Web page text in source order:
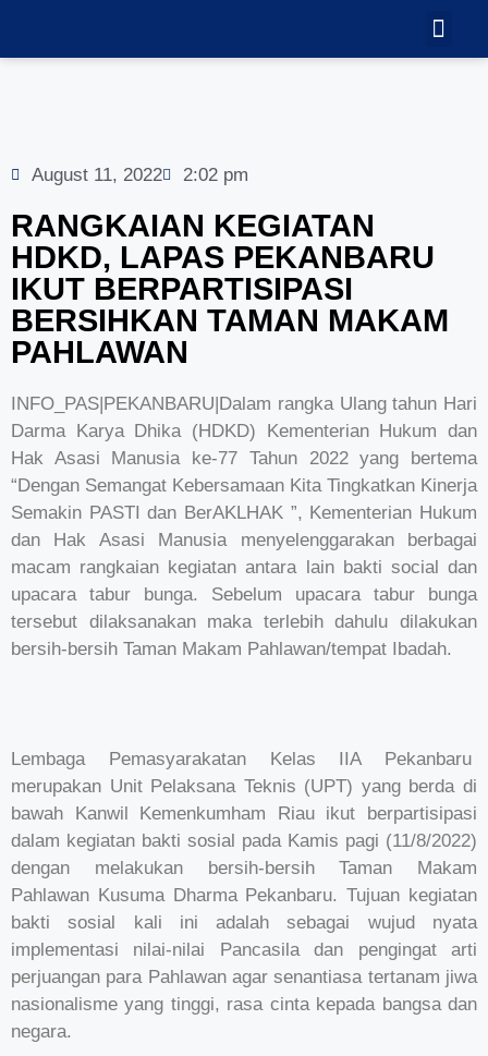
August 11, 2022 2:02 pm
RANGKAIAN KEGIATAN
HDKD, LAPAS PEKANBARU
IKUT BERPARTISIPASI
BERSIHKAN TAMAN MAKAM
PAHLAWAN
INFO_PAS|PEKANBARU|Dalam rangka Ulang tahun Hari
Darma Karya Dhika (HDKD) Kementerian Hukum dan
Hak Asasi Manusia ke-77 Tahun 2022 yang bertema
“Dengan Semangat Kebersamaan Kita Tingkatkan Kinerja
Semakin PASTI dan BerAKLHAK ”, Kementerian Hukum
dan Hak Asasi Manusia menyelenggarakan berbagai
macam rangkaian kegiatan antara lain bakti social dan
upacara tabur bunga. Sebelum upacara tabur bunga
tersebut dilaksanakan maka terlebih dahulu dilakukan
bersih-bersih Taman Makam Pahlawan/tempat Ibadah.
Lembaga Pemasyarakatan Kelas IIA Pekanbaru
merupakan Unit Pelaksana Teknis (UPT) yang berda di
bawah Kanwil Kemenkumham Riau ikut berpartisipasi
dalam kegiatan bakti sosial pada Kamis pagi (11/8/2022)
dengan melakukan bersih-bersih Taman Makam
Pahlawan Kusuma Dharma Pekanbaru. Tujuan kegiatan
bakti sosial kali ini adalah sebagai wujud nyata
implementasi nilai-nilai Pancasila dan pengingat arti
perjuangan para Pahlawan agar senantiasa tertanam jiwa
nasionalisme yang tinggi, rasa cinta kepada bangsa dan
negara.